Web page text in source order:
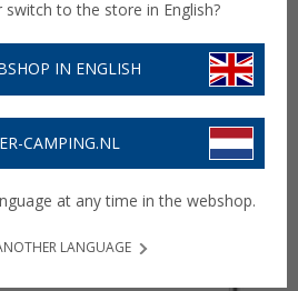
switch to the store in English?
IN ENGLISH
CAMPING.NL
at any time in the webshop.
LANGUAGE